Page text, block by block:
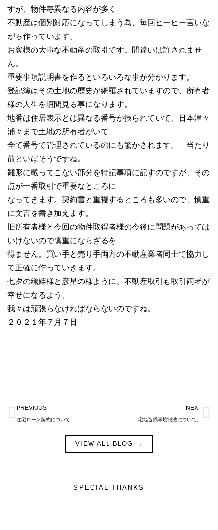
すが、物件毎異なる内容が多く
不動産は個別対応になってしまう為、毎回ヒーヒー言いな
がら作っています。
お客様の大事な不動産の取引です。間違いは許されませ
ん。
重要事項説明書を作るといろいろな事が分かります。
登記簿はその土地の歴史が網羅されていますので、所有者
様の人生を垣間見る事になります。
地番は住居表示とは異なる番号が振られていて、日本津々
浦々まで土地の所有者がいて
全て番号で管理されているのにも驚かされます。 当たり
前といばそうですね。
雛形に載ってこない部分を特記事項に記すのですが、その
点が一番取引で重要なところに
なってきます。契約書と重複するところも多いので、慎重
に文言を書き加えます。
旧所有者様と今回の物件取得者様の今後に問題があっては
いけないので慎重にならざるを
得ません。買い手と売り手両方の不動産業者同士で協力し
て正確に作っていきます。
七夕の織姫様と彦星の様ように、不動産取引も取引両者が
幸せになるよう、
我々は頑張らなければならないのですね。
２０２１年７月７日
Prev
PREVIOUS
住宅ローン契約について
NEXT
宅地造成等規制法について。
VIEW ALL BLOG →
SPECIAL THANKS